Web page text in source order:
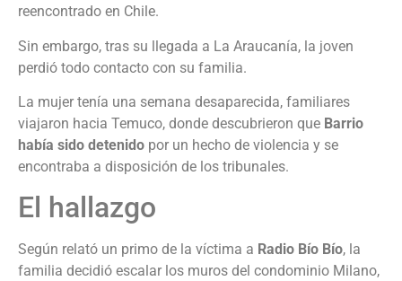
reencontrado en Chile.
Sin embargo, tras su llegada a La Araucanía, la joven
perdió todo contacto con su familia.
La mujer tenía una semana desaparecida, familiares
viajaron hacia Temuco, donde descubrieron que Barrio
había sido detenido por un hecho de violencia y se
encontraba a disposición de los tribunales.
El hallazgo
Según relató un primo de la víctima a Radio Bío Bío, la
familia decidió escalar los muros del condominio Milano,